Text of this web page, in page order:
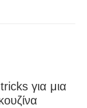
για μια